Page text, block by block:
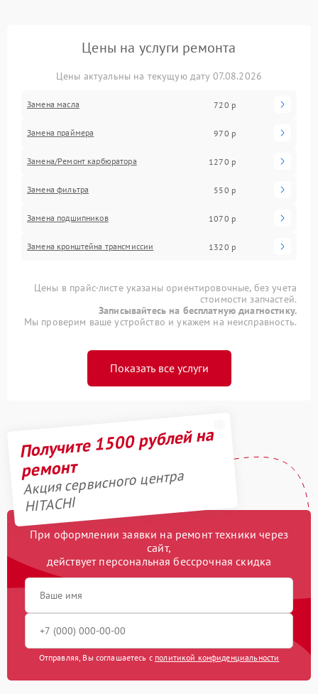
Цены на услуги ремонта
Цены актуальны на текущую дату 07.08.2026
Замена масла 720 р
Замена праймера 970 р
Замена/Pемонт карбюратора 1270 р
Замена фильтра 550 р
Замена подшипников 1070 р
Замена кронштейна трансмиссии 1320 р
Цены в прайс-листе указаны ориентировочные, без учета
стоимости запчастей.
Записывайтесь на бесплатную диагностику.
Мы проверим ваше устройство и укажем на неисправность.
Показать все услуги
Получите 1500 рублей на
ремонт
Акция сервисного центра
HITACHI
При оформлении заявки на ремонт техники через
сайт,
действует персональная бессрочная скидка
Отправляя, Вы соглашаетесь с политикой конфиденциальности